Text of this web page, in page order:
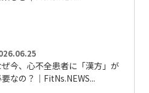
ぜ今、心不全患者に「漢方」が
なの？｜FitNs.NEWS...